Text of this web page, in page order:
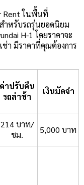
Rent ในพื้นที่
สำหรับรถรุ่นยอดนิยม
H-1 โดยราคาจะ
ช่า มีราคาที่คุณต้องการ
ค่าปรับคืน
รถล่าช้า
เงินมัดจำ
214 บาท/
ชม.
5,000 บาท